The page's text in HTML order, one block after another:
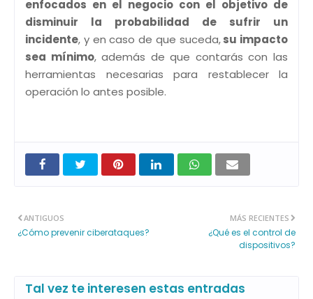
enfocados en el negocio con el objetivo de
disminuir la probabilidad de sufrir un
incidente, y en caso de que suceda,su impacto
sea mínimo, además de que contarás con las
herramientas necesarias para restablecer la
operación lo antes posible.
MÁS RECIENTES
¿Qué es el control de
dispositivos?
ANTIGUOS
¿Cómo prevenir ciberataques?
Tal vez te interesen estas entradas